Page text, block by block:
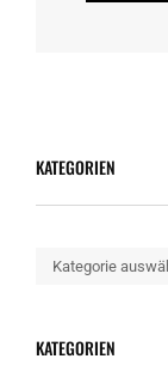
KATEGORIEN
Kategorien
KATEGORIEN